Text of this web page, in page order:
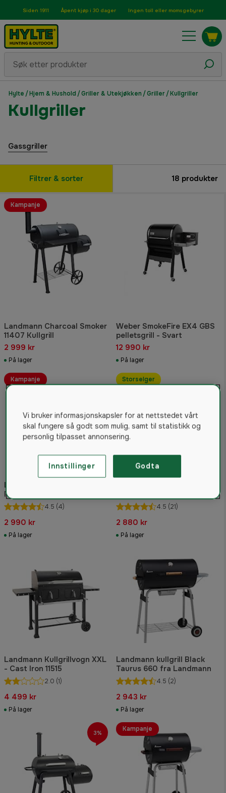
Siden 1911 Åpent kjøp i 30 dager Ingen toll eller momsgebyrer
Hylte /Hjem & Hushold /Griller & Utekjøkken /Griller/Kullgriller
Kullgriller
Gassgriller
Filtrer & sorter 18 produkter
Landmann Charcoal Smoker
11407 Kullgrill
2 999 kr
På lager
Kampanje
Weber SmokeFire EX4 GBS
pelletsgrill - Svart
12 990 kr
På lager
Landmann Comfort Basic
Kullgrillvogn med Grillrist i
Støpejern 4.5 (4)
2 990 kr
På lager
Kampanje
4.5 (21)
2 880 kr
På lager
Storselger
Landmann Kullgrillvogn XXL
- Cast Iron 11515
2.0 (1)
4 499 kr
På lager
Landmann kullgrill Black
Taurus 660 fra Landmann
4.5 (2)
2 943 kr
På lager
3% Kampanje
Vi bruker informasjonskapsler for at nettstedet vårt
skal fungere så godt som mulig, samt til statistikk og
personlig tilpasset annonsering.
Innstillinger Godta